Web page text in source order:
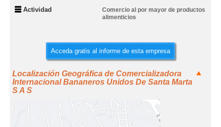
Actividad
Comercio al por mayor de productos
alimenticios
Acceda gratis al informe de esta empresa
Localización Geográfica de Comercializadora
Internacional Bananeros Unidos De Santa Marta
S A S